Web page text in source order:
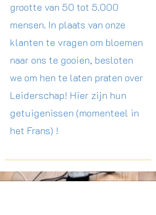
grootte van 50 tot 5.000
mensen. In plaats van onze
klanten te vragen om bloemen
naar ons te gooien, besloten
we om hen te laten praten over
Leiderschap! Hier zijn hun
getuigenissen (momenteel in
het Frans) !